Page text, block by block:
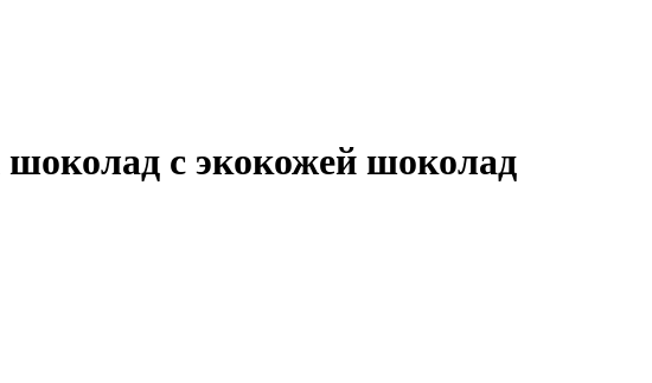
шоколад с экокожей шоколад